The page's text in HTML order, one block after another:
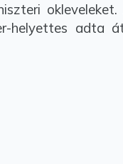
okleveleket.
helyettes adta